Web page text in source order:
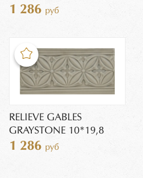
1 286 руб
RELIEVE GABLES
GRAYSTONE 10*19,8
1 286 руб